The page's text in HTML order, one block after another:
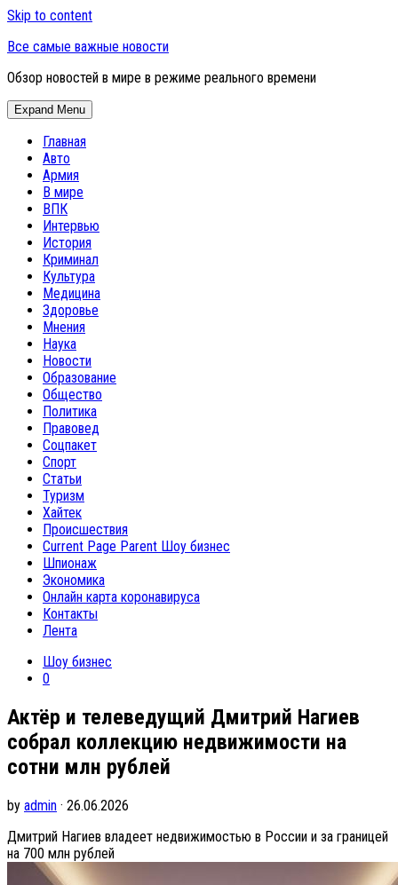
Skip to content
Все самые важные новости
Обзор новостей в мире в режиме реального времени
Expand Menu
Главная
Авто
Армия
В мире
ВПК
Интервью
История
Криминал
Культура
Медицина
Здоровье
Мнения
Наука
Новости
Образование
Общество
Политика
Правовед
Соцпакет
Спорт
Статьи
Туризм
Хайтек
Происшествия
Current Page Parent Шоу бизнес
Шпионаж
Экономика
Онлайн карта коронавируса
Контакты
Лента
Шоу бизнес
0
Актёр и телеведущий Дмитрий Нагиев
собрал коллекцию недвижимости на
сотни млн рублей
by admin · 26.06.2026
Дмитрий Нагиев владеет недвижимостью в России и за границей
на 700 млн рублей